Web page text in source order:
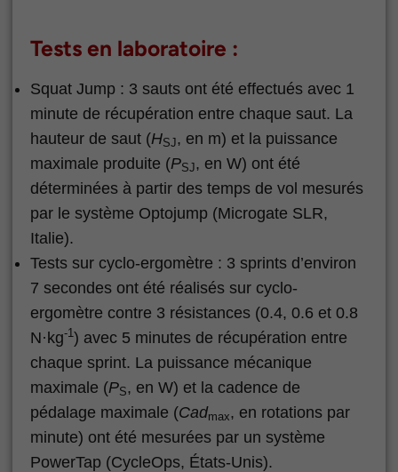
Tests en laboratoire :
Squat Jump : 3 sauts ont été effectués avec 1
minute de récupération entre chaque saut. La
hauteur de saut (HSJ, en m) et la puissance
maximale produite (PSJ, en W) ont été
déterminées à partir des temps de vol mesurés
par le système Optojump (Microgate SLR,
Italie).
Tests sur cyclo-ergomètre : 3 sprints d’environ
7 secondes ont été réalisés sur cyclo-
ergomètre contre 3 résistances (0.4, 0.6 et 0.8
N·kg-1) avec 5 minutes de récupération entre
chaque sprint. La puissance mécanique
maximale (PS, en W) et la cadence de
pédalage maximale (Cadmax, en rotations par
minute) ont été mesurées par un système
PowerTap (CycleOps, États-Unis).